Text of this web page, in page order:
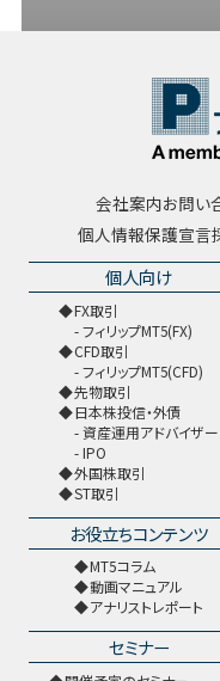
会社案内お問い
個人情報保護宣言
個人向け
FX取引
フィリップMT5(FX)
CFD取引
フィリップMT5(CFD)
先物取引
日本株投信・外債
資産運用アドバイザー
IPO
外国株取引
ST取引
お役立ちコンテンツ
MT5コラム
動画マニュアル
アナリストレポート
セミナー